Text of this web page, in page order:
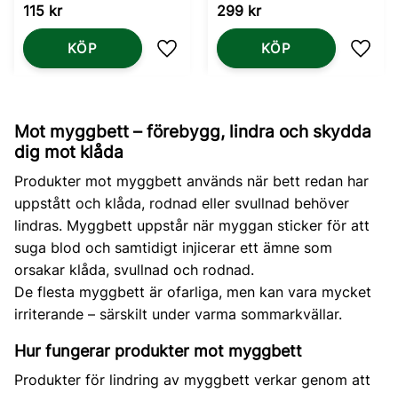
115 kr
Lägg till i favoriter
KÖP
299 kr
KÖP
Mot myggbett – förebygg, lindra och skydda
dig mot klåda
Produkter mot myggbett används när bett redan har
uppstått och klåda, rodnad eller svullnad behöver
lindras. Myggbett uppstår när myggan sticker för att
suga blod och samtidigt injicerar ett ämne som
orsakar klåda, svullnad och rodnad.
De flesta myggbett är ofarliga, men kan vara mycket
irriterande – särskilt under varma sommarkvällar.
Hur fungerar produkter mot myggbett
Produkter för lindring av myggbett verkar genom att